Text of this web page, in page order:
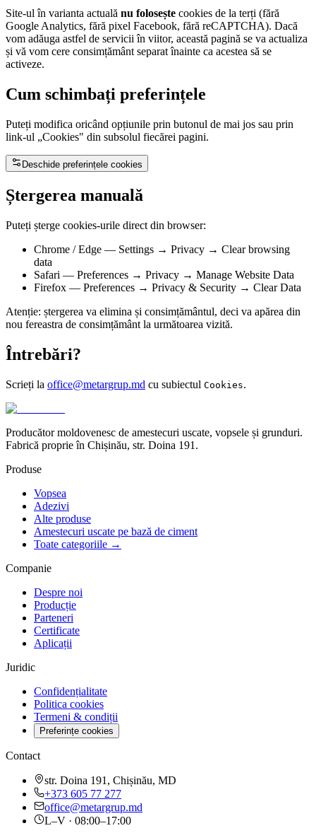
Site-ul în varianta actuală nu folosește cookies de la terți (fără
Google Analytics, fără pixel Facebook, fără reCAPTCHA). Dacă
vom adăuga astfel de servicii în viitor, această pagină se va actualiza
și vă vom cere consimțământ separat înainte ca acestea să se
activeze.
Cum schimbați preferințele
Puteți modifica oricând opțiunile prin butonul de mai jos sau prin
link-ul „Cookies" din subsolul fiecărei pagini.
Deschide preferințele cookies
Ștergerea manuală
Puteți șterge cookies-urile direct din browser:
Chrome / Edge — Settings → Privacy → Clear browsing
data
Safari — Preferences → Privacy → Manage Website Data
Firefox — Preferences → Privacy & Security → Clear Data
Atenție: ștergerea va elimina și consimțământul, deci va apărea din
nou fereastra de consimțământ la următoarea vizită.
Întrebări?
Scrieți la office@metargrup.md cu subiectul Cookies.
Producător moldovenesc de amestecuri uscate, vopsele și grunduri.
Fabrică proprie în Chișinău, str. Doina 191.
Produse
Vopsea
Adezivi
Alte produse
Amestecuri uscate pe bază de ciment
Toate categoriile →
Companie
Despre noi
Producție
Parteneri
Certificate
Aplicații
Juridic
Confidențialitate
Politica cookies
Termeni & condiții
Preferințe cookies
Contact
str. Doina 191, Chișinău, MD
+373 605 77 277
office@metargrup.md
L–V · 08:00–17:00